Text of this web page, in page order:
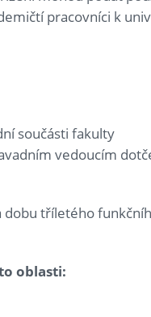
pracovníci k
součásti fakulty
vedoucím
dobu tříletého
oblasti: